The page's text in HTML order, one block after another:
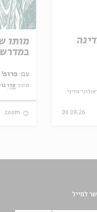
06.08.26
מותו
עם: פרופ' אביגדור שנאן
מתוך:סדר
zoom
למייל